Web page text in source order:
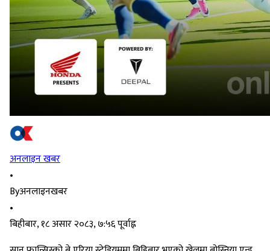
अनलाइन खबर
•
Byअनलाइनखबर
•
बिहीबार, १८ असार २०८३, ७:५६ पूर्वाह्न